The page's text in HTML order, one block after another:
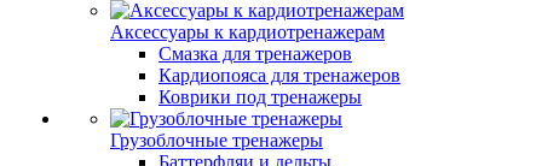
Аксессуары к кардиотренажерам
Смазка для тренажеров
Кардиопояса для тренажеров
Коврики под тренажеры
Грузоблочные тренажеры
Баттерфляи и дельты